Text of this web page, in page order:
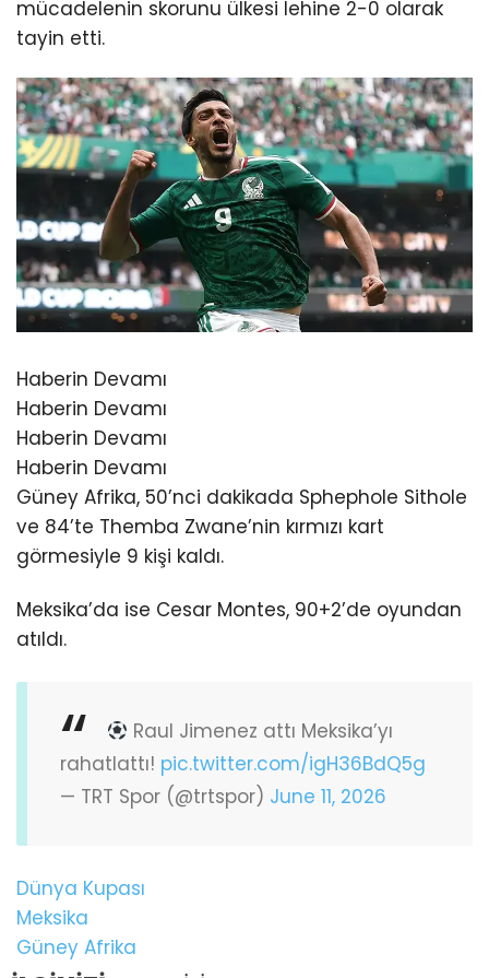
mücadelenin skorunu ülkesi lehine 2-0 olarak
tayin etti.
Haberin Devamı
Haberin Devamı
Haberin Devamı
Haberin Devamı
Güney Afrika, 50’nci dakikada Sphephole Sithole
ve 84’te Themba Zwane’nin kırmızı kart
görmesiyle 9 kişi kaldı.
Meksika’da ise Cesar Montes, 90+2’de oyundan
atıldı.
Raul Jimenez attı Meksika’yı
rahatlattı! pic.twitter.com/igH36BdQ5g
— TRT Spor (@trtspor) June 11, 2026
Dünya Kupası
Meksika
Güney Afrika